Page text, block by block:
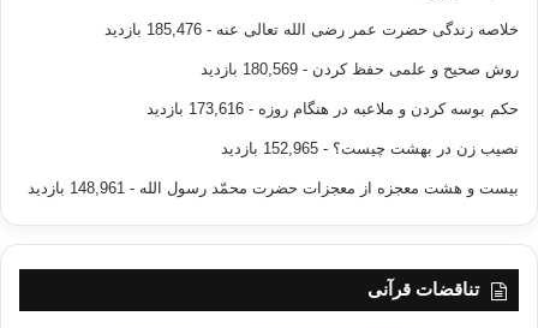
خلاصه زندگی حضرت عمر رضی الله تعالی عنه - 185,476 بازدید
روش صحیح و علمی حفظ کردن - 180,569 بازدید
حکم بوسه کردن و ملاعبه در هنگام روزه - 173,616 بازدید
نصیب زن در بهشت چیست؟ - 152,965 بازدید
بیست و هشت معجزه از معجزات حضرت محمّد رسول الله - 148,961 بازدید
تناقضات قرآنی